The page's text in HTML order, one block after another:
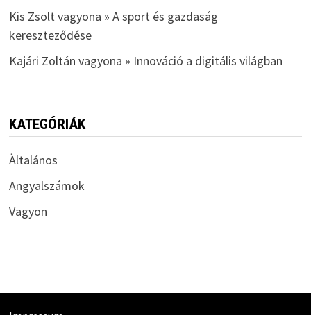
Kis Zsolt vagyona » A sport és gazdaság
kereszteződése
Kajári Zoltán vagyona » Innováció a digitális világban
KATEGÓRIÁK
Àltalános
Angyalszámok
Vagyon